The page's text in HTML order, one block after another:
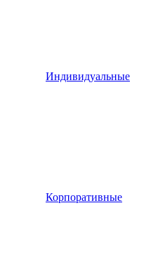
Индивидуальные
Корпоративные